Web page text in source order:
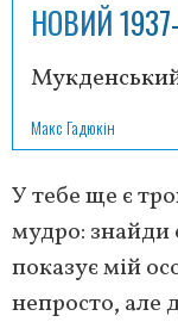
НОВИЙ
Макс Гадюкін
У тебе ще є
мудро: знайди
показує мій
непросто, але